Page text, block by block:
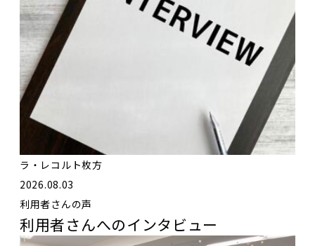
ラ・レコルト枚方
2026.08.03
利用者さんの声
利用者さんへのインタビュー